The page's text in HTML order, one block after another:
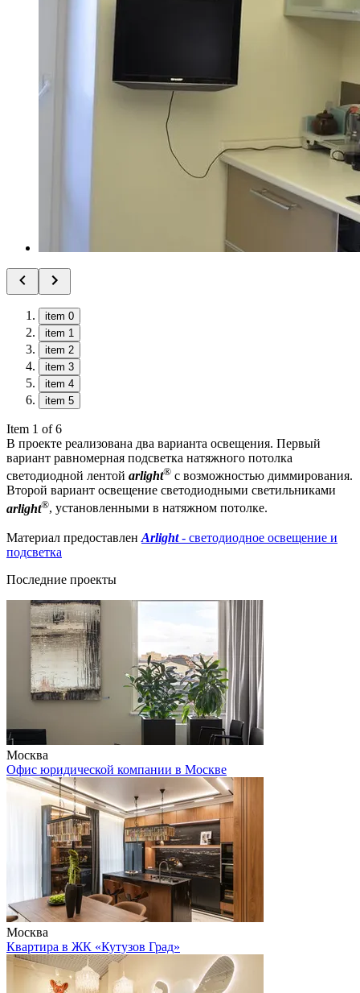
item 0
item 1
item 2
item 3
item 4
item 5
Item 1 of 6
В проекте реализована два варианта освещения. Первый
вариант равномерная подсветка натяжного потолка
светодиодной лентой arlight® с возможностью диммирования.
Второй вариант освещение светодиодными светильниками
arlight®, установленными в натяжном потолке.
Материал предоставлен Arlight- светодиодное освещение и
подсветка
Последние проекты
Москва
Офис юридической компании в Москве
Москва
Квартира в ЖК «Кутузов Град»